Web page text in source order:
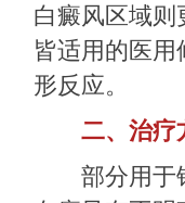
白癜风区域
皆适用的医
形反应。
二、治疗
部分用于银